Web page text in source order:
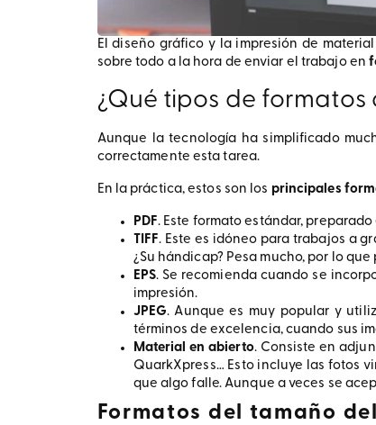
El diseño gráfico y la impresión de
sobre todo a la hora de enviar el trabajo en
¿Qué tipos de formatos
Aunque la tecnología ha simplificado
correctamente esta tarea.
En la práctica, estos son los principales
PDF. Este formato estándar,
TIFF. Este es idóneo para trabajos a
¿Su hándicap? Pesa mucho, por lo
EPS. Se recomienda cuando se
impresión.
JPEG. Aunque es muy popular y
términos de excelencia, cuando sus
Material en abierto. Consiste en
QuarkXpress… Esto incluye las fotos
que algo falle. Aunque a veces se
Formatos del tamaño